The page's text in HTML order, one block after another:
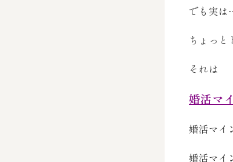
でも実は
ちょっ
それは
婚活マ
婚活マイ
婚活マイ